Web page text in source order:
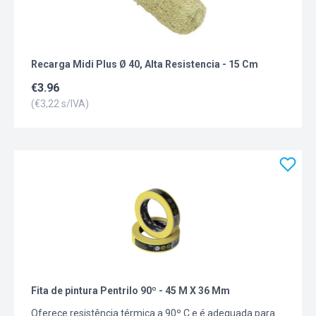
Recarga Midi Plus Ø 40, Alta Resistencia - 15 Cm
€3.96
(€3,22 s/IVA)
Fita de pintura Pentrilo 90º - 45 M X 36 Mm
Oferece resistência térmica a 90º C e é adequada para